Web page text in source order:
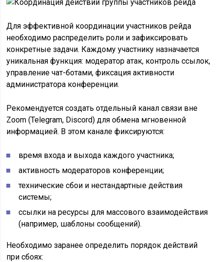
Для эффективной координации участников рейда
необходимо распределить роли и зафиксировать
конкретные задачи. Каждому участнику назначается
уникальная функция: модератор атак, контроль ссылок,
управление чат-ботами, фиксация активности
администратора конференции.
Рекомендуется создать отдельный канал связи вне
Zoom (Telegram, Discord) для обмена мгновенной
информацией. В этом канале фиксируются:
время входа и выхода каждого участника;
активность модераторов конференции;
технические сбои и нестандартные действия
системы;
ссылки на ресурсы для массового взаимодействия
(например, шаблоны сообщений).
Необходимо заранее определить порядок действий
при сбоях: